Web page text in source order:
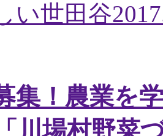
い世田谷
集！農業を
川場村野菜